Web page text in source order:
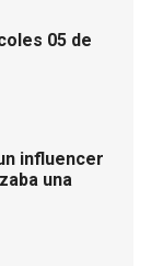
05 de
influencer
una